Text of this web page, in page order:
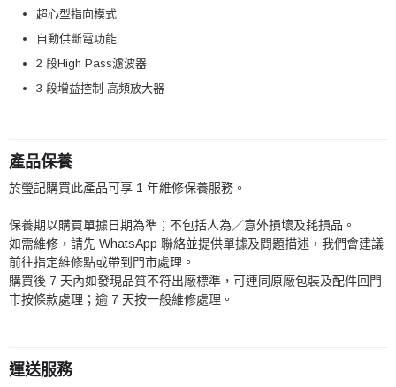
超心型指向模式
自動供斷電功能
2 段High Pass濾波器
3 段增益控制 高頻放大器
產品保養
於瑩記購買此產品可享 1 年維修保養服務。
保養期以購買單據日期為準；不包括人為／意外損壞及耗損品。
如需維修，請先 WhatsApp 聯絡並提供單據及問題描述，我們會建議
前往指定維修點或帶到門市處理。
購買後 7 天內如發現品質不符出廠標準，可連同原廠包裝及配件回門
市按條款處理；逾 7 天按一般維修處理。
運送服務